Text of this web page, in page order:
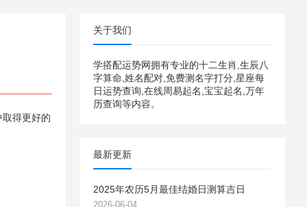
得更好的
关于我们
学搭配运势网拥有专业的十二生肖,生辰八
字算命,姓名配对,免费测名字打分,星座每
日运势查询,在线周易起名,宝宝起名,万年
历查询等内容。
最新更新
2025年农历5月最佳结婚日测算吉日
2026-06-04